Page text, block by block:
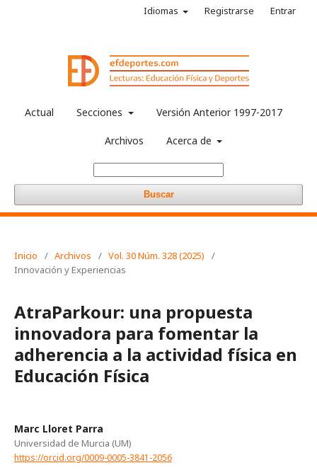
Actual Secciones Versión Anterior 1997-2017
Archivos Acerca de
Buscar
Idiomas Registrarse Entrar
Inicio / Archivos / Vol. 30 Núm. 328 (2025)
/
Innovación y Experiencias
AtraParkour: una propuesta
innovadora para fomentar la
adherencia a la actividad física en
Educación Física
Marc Lloret Parra
Universidad de Murcia (UM)
https://orcid.org/0009-0005-3841-2056